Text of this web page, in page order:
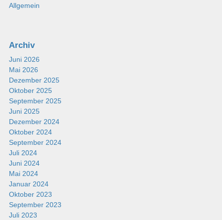
Allgemein
Archiv
Juni 2026
Mai 2026
Dezember 2025
Oktober 2025
September 2025
Juni 2025
Dezember 2024
Oktober 2024
September 2024
Juli 2024
Juni 2024
Mai 2024
Januar 2024
Oktober 2023
September 2023
Juli 2023